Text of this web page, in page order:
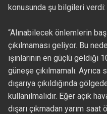
konusunda şu bilgileri verdi:
“Alınabilecek önlemlerin
çıkılmaması geliyor. Bu
ışınlarının en güçlü geldiği
güneşe çıkılmamalı.
dışarıya çıkıldığında
kullanılmalıdır. Eğer açık
dışarı çıkmadan yarım